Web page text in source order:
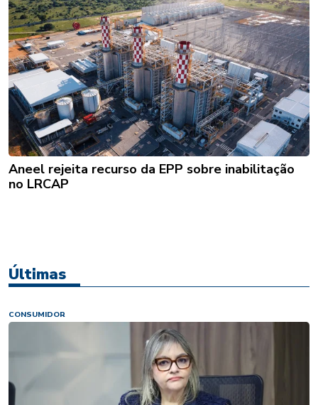
Aneel rejeita recurso da EPP sobre inabilitação
no LRCAP
Últimas
CONSUMIDOR